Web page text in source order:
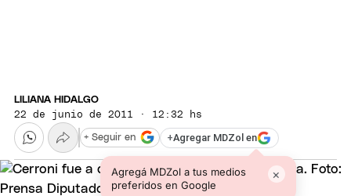
LILIANA HIDALGO
22 de junio de 2011 · 12:32 hs
+Agregar MDZol en
Agregá MDZol a tus medios
preferidos en Google
×
+ Seguir en